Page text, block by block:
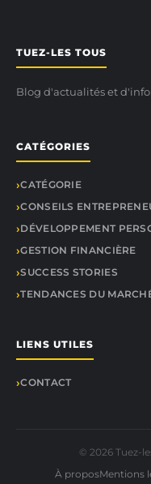
TUEZ-LES TOUS
Blog d'actualités et
CATÉGORIES
CATÉGORIE
CONSEILS
DÉVELOPPEMENT
GESTION FINANCIÈRE
SUCCESS STORIES
TENDANCES DU
LIENS UTILES
CONTACT
© 2026 Tuez-
À proposMentions